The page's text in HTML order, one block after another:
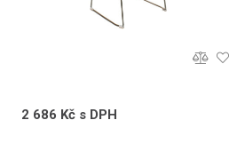
2 686 Kč s DPH